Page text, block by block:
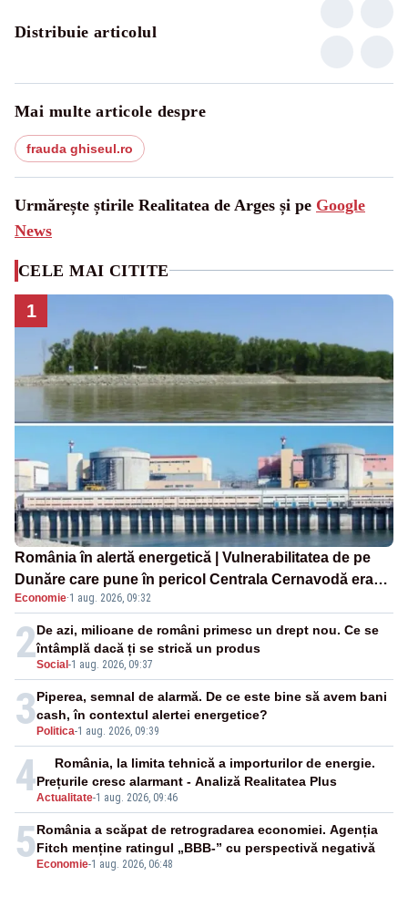
Distribuie articolul
Mai multe articole despre
frauda ghiseul.ro
Urmărește știrile Realitatea de Arges și pe Google
News
CELE MAI CITITE
1
România în alertă energetică | Vulnerabilitatea de pe
Dunăre care pune în pericol Centrala Cernavodă era
cunoscută de pe vremea lui Ceaușescu
Economie·1 aug. 2026, 09:32
2Social -1 aug. 2026, 09:37
De azi, milioane de români primesc un drept nou. Ce se
întâmplă dacă ți se strică un produs
3 Politica-1 aug. 2026, 09:39
Piperea, semnal de alarmă. De ce este bine să avem bani
cash, în contextul alertei energetice?
4Actualitate-1 aug. 2026, 09:46
România, la limita tehnică a importurilor de energie.
Prețurile cresc alarmant - Analiză Realitatea Plus
5 Economie-1 aug. 2026, 06:48
România a scăpat de retrogradarea economiei. Agenția
Fitch menține ratingul „BBB-” cu perspectivă negativă